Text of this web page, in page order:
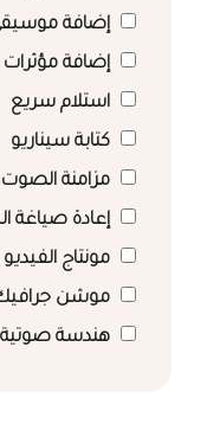
إضافة
إضافة
استلام سريع
كتابة سيناريو
مزامنة الصوت
إعادة صياغة
مونتاج الفيديو
موشن
هندسة